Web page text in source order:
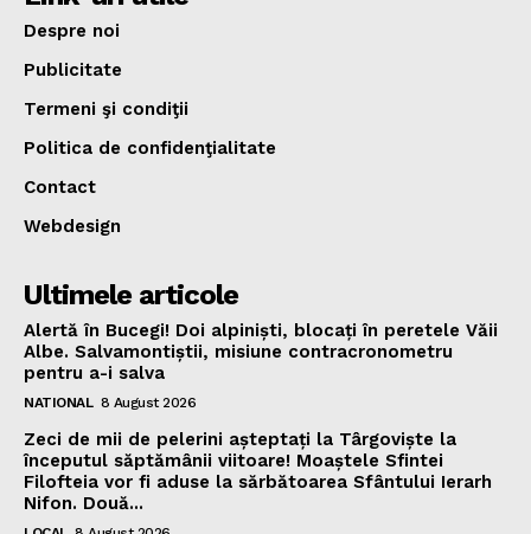
Despre noi
Publicitate
Termeni şi condiţii
Politica de confidenţialitate
Contact
Webdesign
Ultimele articole
Alertă în Bucegi! Doi alpiniști, blocați în peretele Văii
Albe. Salvamontiștii, misiune contracronometru
pentru a-i salva
NATIONAL 8 August 2026
Zeci de mii de pelerini așteptați la Târgoviște la
începutul săptămânii viitoare! Moaștele Sfintei
Filofteia vor fi aduse la sărbătoarea Sfântului Ierarh
Nifon. Două...